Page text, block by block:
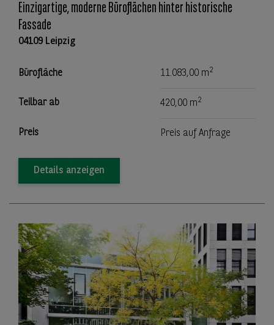
Einzigartige, moderne Büroflächen hinter historische
Fassade
04109 Leipzig
Bürofläche 11.083,00 m2
Teilbar ab 420,00 m2
Preis Preis auf Anfrage
Details anzeigen